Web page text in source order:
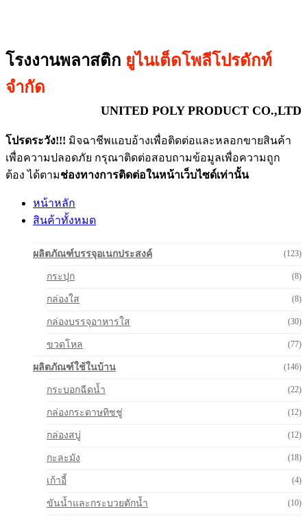
โรงงานพลาสติก ยูไนเต็ดโพลีโปรดักท์
จำกัด
UNITED POLY PRODUCT CO.,LTD
โปรดระวัง!!! มิจฉาชีพแอบอ้างเพื่อติดต่อและหลอกขายสินค้า
เพื่อความปลอดภัย กรุณาติดต่อสอบถามข้อมูลเพื่อความถูก
ต้อง ได้ตามช่องทางการติดต่อในหน้าเว็บไซด์เท่านั้น
หน้าหลัก
สินค้าทั้งหมด
ผลิตภัณฑ์บรรจุอเนกประสงค์ (123)
กระปุก (8)
กล่องใส (8)
กล่องบรรจุอาหารใส (30)
ขวดโหล (77)
ผลิตภัณฑ์ใช้ในบ้าน (146)
กระบอกฉีดน้ำ (22)
กล่องกระดาษทิชชู่ (12)
กล่องสบู่ (12)
กะละมัง (18)
เก้าอี้ (4)
ขันน้ำและกระบวยตักน้ำ (10)